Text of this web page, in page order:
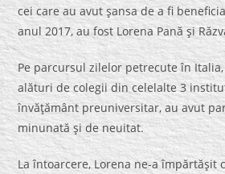
cei care au avut şansa de a fi
anul 2017, au fost Lorena Pană şi
Pe parcursul zilelor petrecute în
alături de colegii din celelalte 3
învăţământ preuniversitar, au avut
minunată şi de neuitat.
La întoarcere, Lorena ne-a împărtăşit